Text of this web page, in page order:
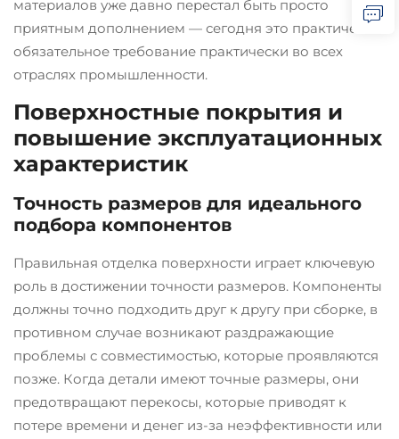
материалов уже давно перестал быть просто
приятным дополнением — сегодня это практически
обязательное требование практически во всех
отраслях промышленности.
Поверхностные покрытия и
повышение эксплуатационных
характеристик
Точность размеров для идеального
подбора компонентов
Правильная отделка поверхности играет ключевую
роль в достижении точности размеров. Компоненты
должны точно подходить друг к другу при сборке, в
противном случае возникают раздражающие
проблемы с совместимостью, которые проявляются
позже. Когда детали имеют точные размеры, они
предотвращают перекосы, которые приводят к
потере времени и денег из-за неэффективности или